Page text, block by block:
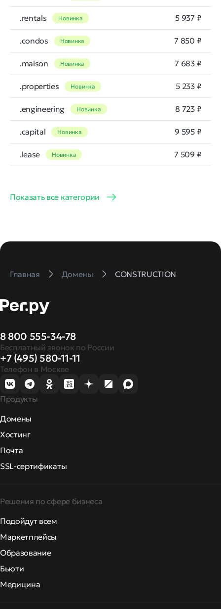
.rentals Новинка 5 937 ₽
.condos Новинка 7 850 ₽
.maison Новинка 7 683 ₽
.properties Новинка 5 233 ₽
.engineering Новинка 8 723 ₽
.capital Новинка 9 595 ₽
.lease Новинка 7 509 ₽
Показать все категории
Главная Домены CONSTRUCTION
8 800 555-34-78
Бесплатный звонок по России
+7 (495) 580-11-11
Телефон в Москве
Продукты
Домены
Хостинг
Почта
SSL-сертификаты
Решения по сфере бизнеса
Подойдут всем
Маркетплейсы
Образование
Бьюти
Медицина